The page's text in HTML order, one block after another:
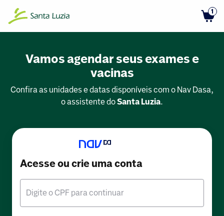
1
Vamos agendar seus exames e
vacinas
Confira as unidades e datas disponíveis com o Nav Dasa,
o assistente doSanta Luzia.
Acesse ou crie uma conta
Digite o CPF para continuar